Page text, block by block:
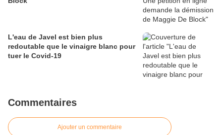
L'eau de Javel est bien plus
redoutable que le vinaigre blanc pour
tuer le Covid-19
Commentaires
Ajouter un commentaire